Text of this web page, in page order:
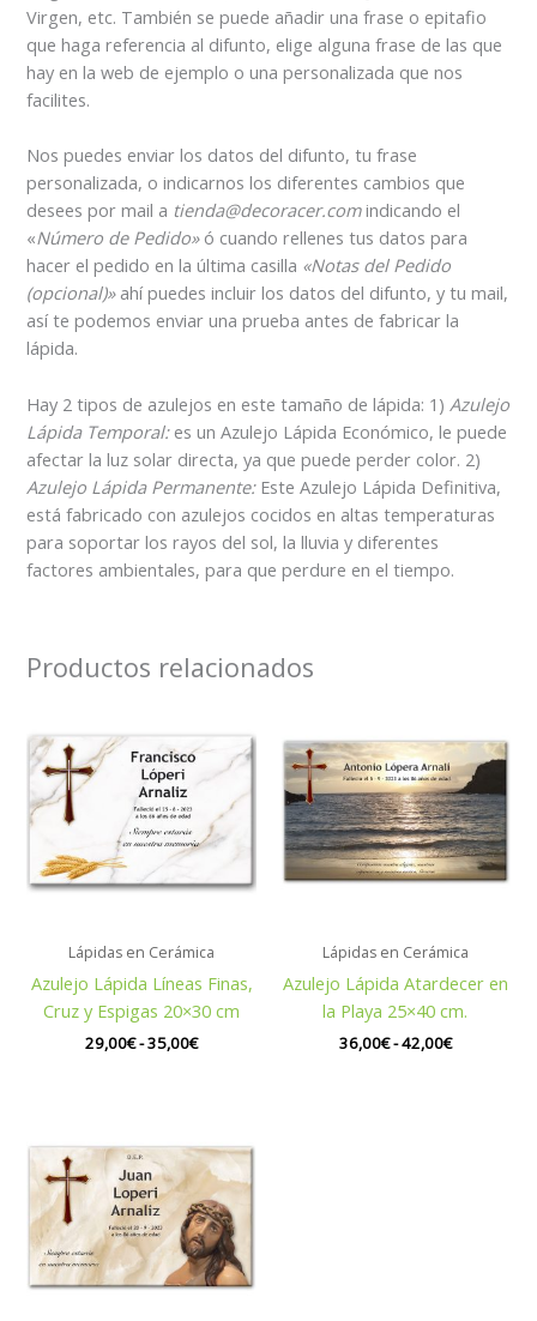
Virgen, etc. También se puede añadir una frase o epitafio
que haga referencia al difunto, elige alguna frase de las que
hay en la web de ejemplo o una personalizada que nos
facilites.
Nos puedes enviar los datos del difunto, tu frase
personalizada, o indicarnos los diferentes cambios que
desees por mail a tienda@decoracer.comindicando el
«Número de Pedido»ó cuando rellenes tus datos para
hacer el pedido en la última casilla «Notas del Pedido
(opcional)»ahí puedes incluir los datos del difunto, y tu mail,
así te podemos enviar una prueba antes de fabricar la
lápida.
Hay 2 tipos de azulejos en este tamaño de lápida: 1) Azulejo
Lápida Temporal:es un Azulejo Lápida Económico, le puede
afectar la luz solar directa, ya que puede perder color. 2)
Azulejo Lápida Permanente:Este Azulejo Lápida Definitiva,
está fabricado con azulejos cocidos en altas temperaturas
para soportar los rayos del sol, la lluvia y diferentes
factores ambientales, para que perdure en el tiempo.
Productos relacionados
Lápidas en Cerámica
Azulejo Lápida Líneas Finas,
Cruz y Espigas 20×30 cm
29,00€-35,00€
precios:
desde
29,00€
hasta
35,00€
Lápidas en Cerámica
Azulejo Lápida Atardecer en
la Playa 25×40 cm.
36,00€-42,00€
precios:
desde
36,00€
hasta
42,00€
precios:
desde
36,00€
hasta
42,00€